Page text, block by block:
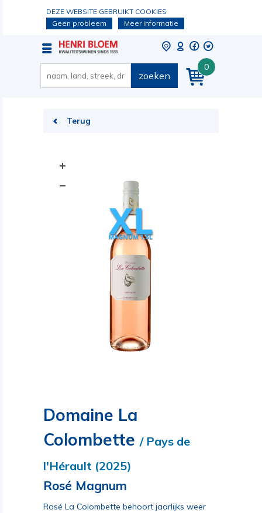
DEZE WEBSITE GEBRUIKT COOKIES
Geen probleem
Meer informatie
0
zoeken
Terug
Domaine La
Colombette / Pays de
l'Hérault (2025)
Rosé Magnum
Rosé La Colombette behoort jaarlijks weer